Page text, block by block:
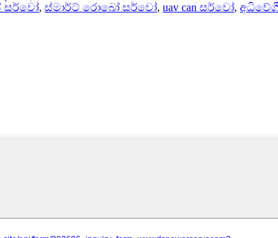
සර්වෝ, ස්මාර්ට් රොබෝ සර්වෝ, uav can සර්වෝ,